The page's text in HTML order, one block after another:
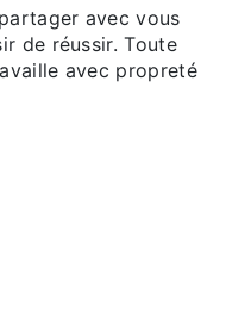
avec vous
de réussir. Toute
avec propreté